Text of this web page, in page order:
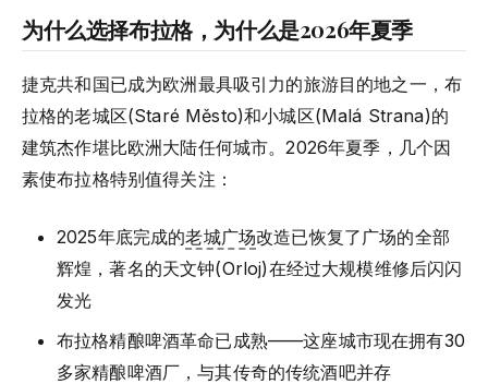
为什么选择布拉格，为什么是2026年夏季
捷克共和国已成为欧洲最具吸引力的旅游目的地之一，布
拉格的老城区(Staré Město)和小城区(Malá Strana)的
建筑杰作堪比欧洲大陆任何城市。2026年夏季，几个因
素使布拉格特别值得关注：
2025年底完成的老城广场改造已恢复了广场的全部
辉煌，著名的天文钟(Orloj)在经过大规模维修后闪闪
发光
布拉格精酿啤酒革命已成熟——这座城市现在拥有30
多家精酿啤酒厂，与其传奇的传统酒吧并存